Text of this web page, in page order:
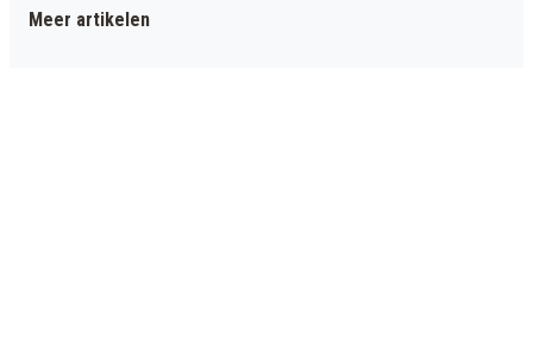
Meer artikelen